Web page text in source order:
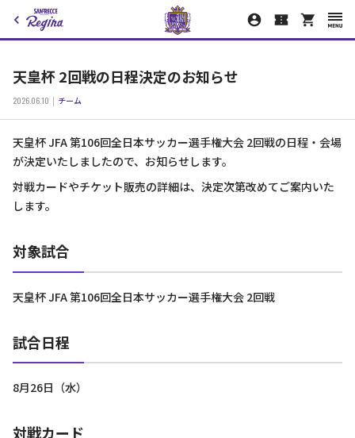
天皇杯 2回戦の日程決定のお知らせ
2026.06.10 チーム
天皇杯 JFA 第106回全日本サッカー選手権大会 2回戦の日程・会場
が決定いたしましたので、お知らせします。
対戦カードやチケット販売の詳細は、決定次第改めてご案内いた
します。
対象試合
天皇杯 JFA 第106回全日本サッカー選手権大会 2回戦
試合日程
8月26日（水）
対戦カード